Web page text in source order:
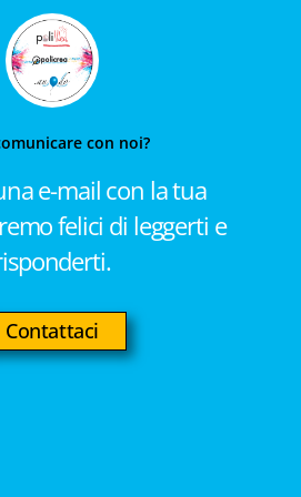
con noi?
e-mail con la tua
felici di leggerti e
Contattaci